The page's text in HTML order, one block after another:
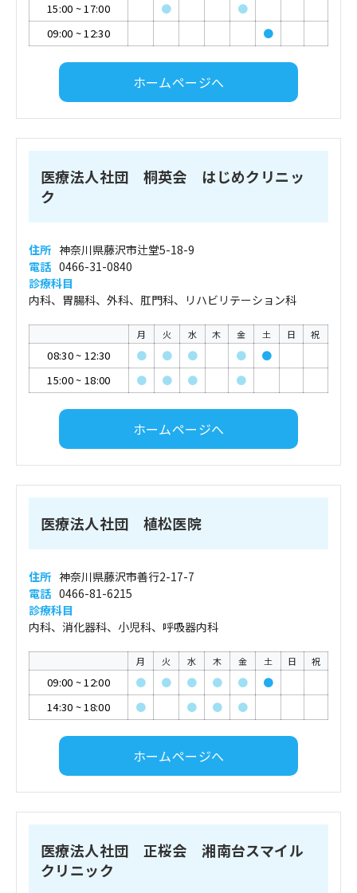
15:00 ~17:00 ●
●
09:00 ~12:30 ●
ホームページへ
医療法人社団 桐英会 はじめクリニッ
ク
住所 神奈川県藤沢市辻堂5-18-9
電話 0466-31-0840
診療科目
内科、胃腸科、外科、肛門科、リハビリテーション科
月 火 水 木 金 土 日 祝
08:30~ 12:30 ● ● ● ●
●
15:00~ 18:00 ● ● ● ●
ホームページへ
医療法人社団 植松医院
住所 神奈川県藤沢市善行2-17-7
電話 0466-81-6215
診療科目
内科、消化器科、小児科、呼吸器内科
月 火 水 木 金 土 日 祝
09:00 ~12:00 ● ● ● ● ●
●
14:30 ~18:00 ● ● ● ●
ホームページへ
医療法人社団 正桜会 湘南台スマイル
クリニック